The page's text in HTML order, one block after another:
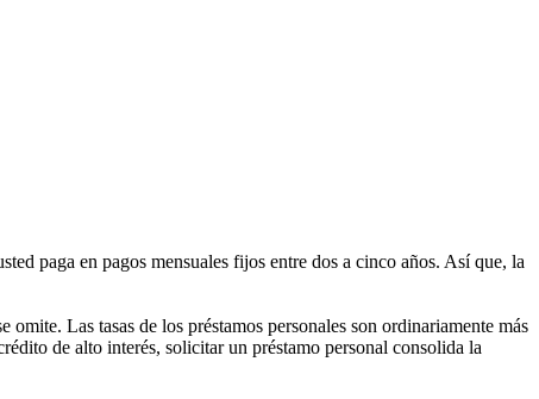
paga en pagos mensuales fijos entre dos a cinco años. Así que, la
Las tasas de los préstamos personales son ordinariamente más
de alto interés, solicitar un préstamo personal consolida la